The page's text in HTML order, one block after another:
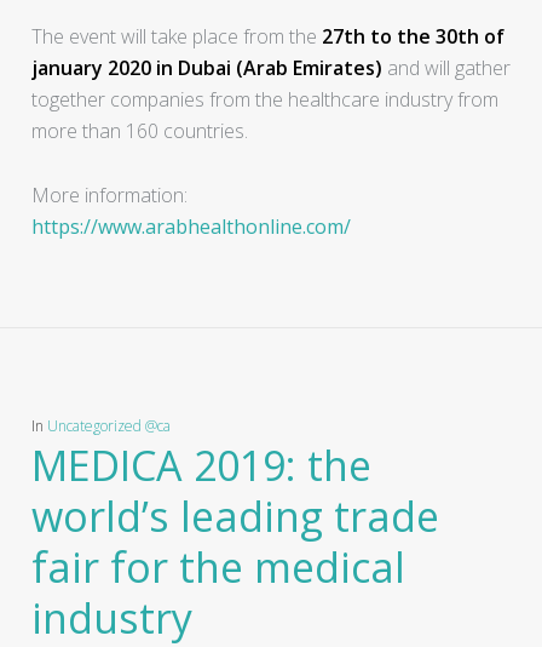
The event will take place from the 27th to the 30th of
january 2020 in Dubai (Arab Emirates) and will gather
together companies from the healthcare industry from
more than 160 countries.
More information:
https://www.arabhealthonline.com/
In Uncategorized @ca
MEDICA 2019: the
world’s leading trade
fair for the medical
industry